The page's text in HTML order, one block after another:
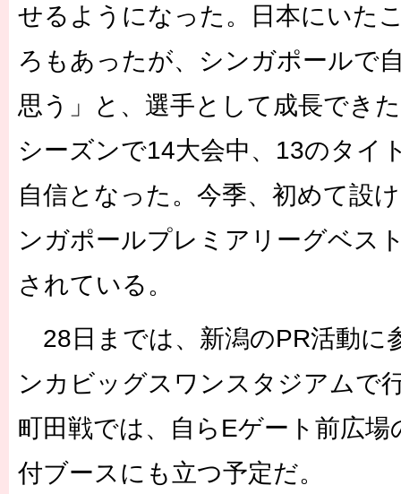
せるようになった。日本にいた
ろもあったが、シンガポールで
思う」と、選手として成長でき
シーズンで14大会中、13のタイ
自信となった。今季、初めて設
ンガポールプレミアリーグベス
されている。
28日までは、新潟のPR活動に
ンカビッグスワンスタジアムで
町田戦では、自らEゲート前広
付ブースにも立つ予定だ。